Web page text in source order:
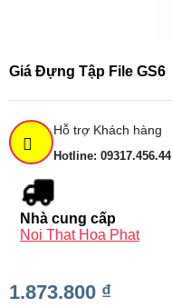
Giá Đựng Tập File GS6
Hỗ trợ Khách hàng
Hotline: 09317.456.44
Nhà cung cấp
Noi That Hoa Phat
1.873.800 ₫